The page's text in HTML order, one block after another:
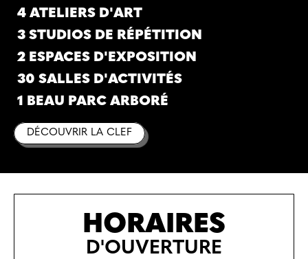
4 ATELIERS D'ART
3 STUDIOS DE RÉPÉTITION
2 ESPACES D'EXPOSITION
30 SALLES D'ACTIVITÉS
1 BEAU PARC ARBORÉ
DÉCOUVRIR LA CLEF
HORAIRES
D'OUVERTURE